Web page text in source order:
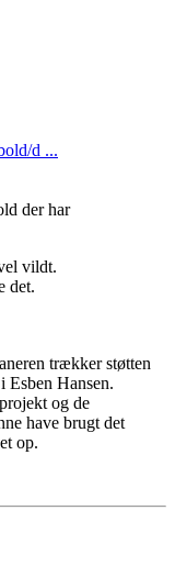
d ...
der har
vildt.
det.
trækker støtten
Esben Hansen.
og de
have brugt det
op.